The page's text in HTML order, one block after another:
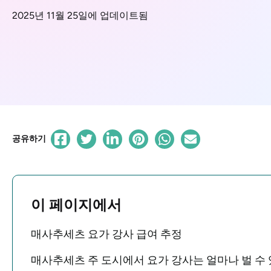
2025년 11월 25일에 업데이트됨
공유하기
이 페이지에서
매사추세츠 요가 강사 급여 추정
매사추세츠 주 도시에서 요가 강사는 얼마나 벌 수